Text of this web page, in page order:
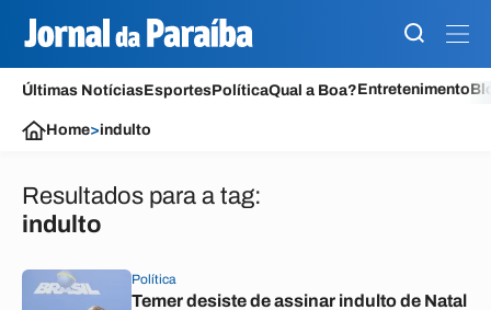
Últimas NotíciasEsportesPolíticaQual a Boa?Entretenimento
Home>indulto
Resultados para a tag:
indulto
Política
Temer desiste de assinar indulto de Natal